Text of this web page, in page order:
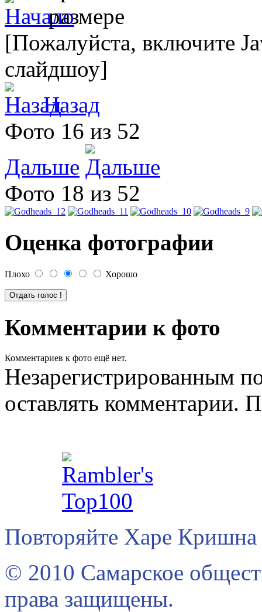
[Пожалуйста, включите
слайдшоу]
Назад
Фото 16 из 52
Дальше
Фото 18 из 52
Оценка фотографии
Плохо Хорошо
Комментарии к фото
Комментариев к фото ещё нет.
Незарегистрированным
оставлять комментарии.
Повторяйте Харе Кришна
© 2010 Самарское
права защищены.